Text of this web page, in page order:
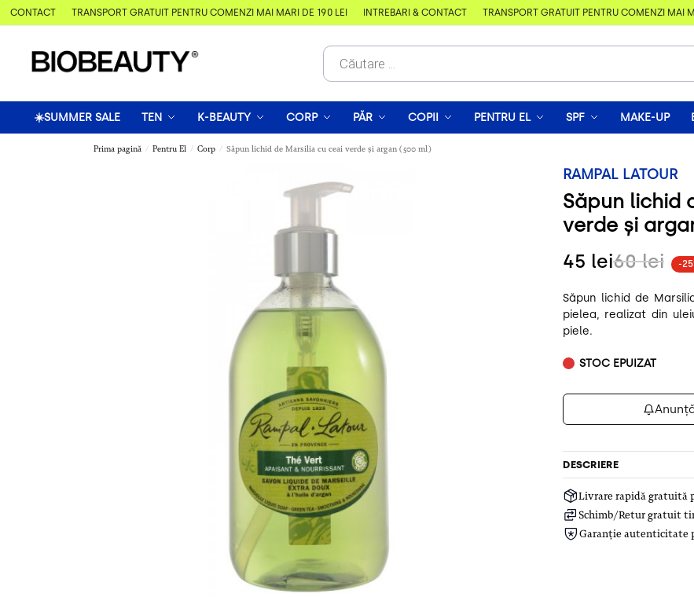
TRANSPORT GRATUIT PENTRU COMENZI MAI MARI DE 190 LEI ÎNTREBĂRI & CONTACT TRANSPORT GRATUIT PENTRU COMENZI MAI
☀️SUMMER SALE TEN K-BEAUTY CORP PĂR COPII PENTRU EL SPF MAKE-UP
Prima pagină / Pentru El / Corp / Săpun lichid de Marsilia cu ceai verde și argan (500 ml)
RAMPAL LATOUR
Săpun lichid
verde și
60lei
45 lei -
Săpun lichid de
pielea, realizat din
piele.
STOC EPUIZAT
DESCRIERE
Livrare rapidă gratuită
Schimb/Retur gratuit
Garanție autenticitate